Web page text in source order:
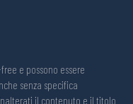
e possono essere
senza specifica
il contenuto e il titolo